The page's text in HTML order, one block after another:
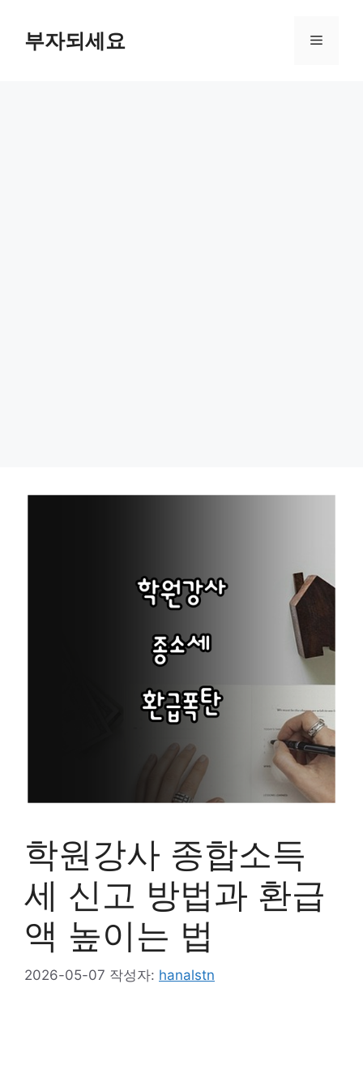
부자되세요 메
학원강사 종합소득
세 신고 방법과 환급
액 높이는 법
2026-05-07 작성자: hanalstn